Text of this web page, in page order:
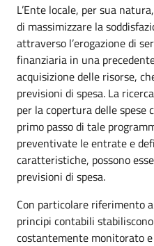
L’Ente locale, per sua
di massimizzare la
attraverso l’erogazione di
finanziaria in una
acquisizione delle risorse,
previsioni di spesa. La
per la copertura delle
primo passo di tale
preventivate le entrate e
caratteristiche, possono
previsioni di spesa.
Con particolare riferimento
principi contabili
costantemente monitorato